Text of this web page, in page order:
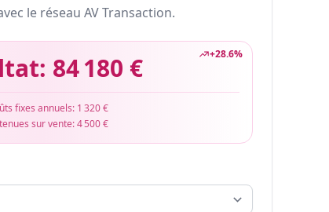
le réseau AV Transaction.
+28.6%
84 180 €
fixes annuels: 1 320 €
sur vente:4 500 €